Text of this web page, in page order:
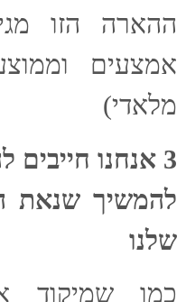
ההארה הזו
אמצעים
מלאדי)
3 אנחנו
להמשיך שנאת
שלנו
כמו שמיקוד